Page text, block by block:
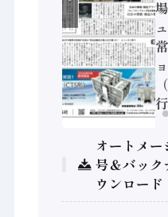
行
オートメ
号＆バック
ウンロード